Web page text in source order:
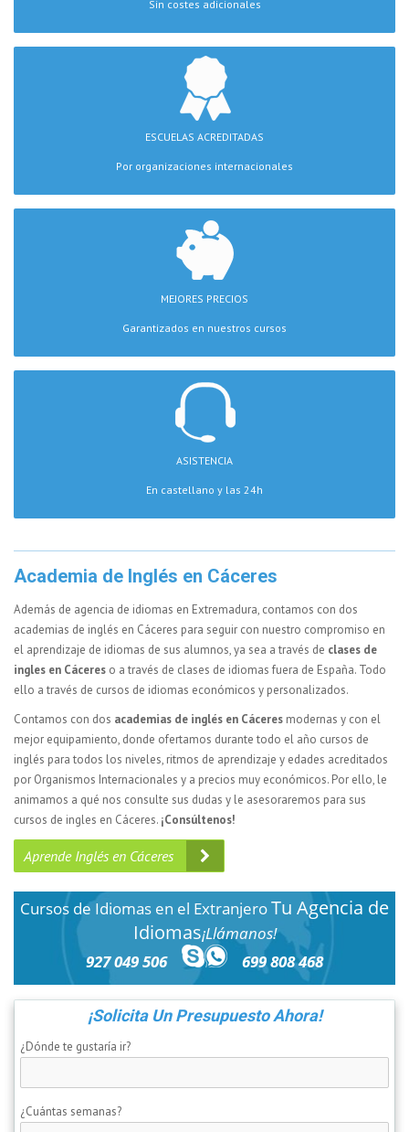
Sin costes adicionales
ESCUELAS ACREDITADAS
Por organizaciones internacionales
MEJORES PRECIOS
Garantizados en nuestros cursos
ASISTENCIA
En castellano y las 24h
Academia de Inglés en Cáceres
Además de agencia de idiomas en Extremadura, contamos con dos
academias de inglés en Cáceres para seguir con nuestro compromiso en
el aprendizaje de idiomas de sus alumnos, ya sea a través de clases de
ingles en Cáceres o a través de clases de idiomas fuera de España. Todo
ello a través de cursos de idiomas económicos y personalizados.
Contamos con dos academias de inglés en Cáceres modernas y con el
mejor equipamiento, donde ofertamos durante todo el año cursos de
inglés para todos los niveles, ritmos de aprendizaje y edades acreditados
por Organismos Internacionales y a precios muy económicos. Por ello, le
animamos a qué nos consulte sus dudas y le asesoraremos para sus
cursos de ingles en Cáceres. ¡Consúltenos!
Aprende Inglés en Cáceres
Cursos de Idiomas en el ExtranjeroTu Agencia de
Idiomas¡Llámanos!
927 049 506
699 808 468
¡Solicita Un Presupuesto Ahora!
¿Dónde te gustaría ir?
¿Cuántas semanas?